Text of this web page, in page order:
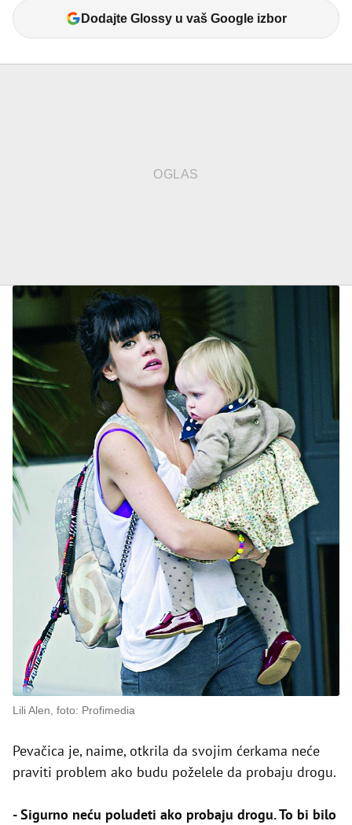
Dodajte Glossy u vaš Google izbor
Lili Alen, foto: Profimedia
Pevačica je, naime, otkrila da svojim ćerkama neće
praviti problem ako budu poželele da probaju drogu.
- Sigurno neću poludeti ako probaju drogu. To bi bilo